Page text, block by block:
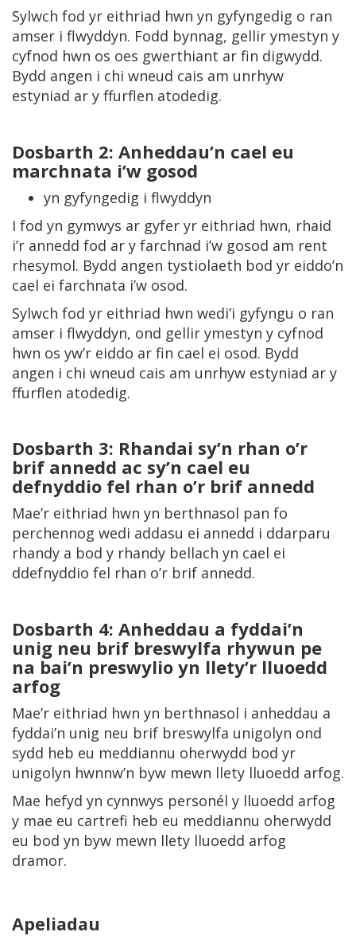
Sylwch fod yr eithriad hwn yn gyfyngedig o ran
amser i flwyddyn. Fodd bynnag, gellir ymestyn y
cyfnod hwn os oes gwerthiant ar fin digwydd.
Bydd angen i chi wneud cais am unrhyw
estyniad ar y ffurflen atodedig.
Dosbarth 2: Anheddau’n cael eu
marchnata i’w gosod
yn gyfyngedig i flwyddyn
I fod yn gymwys ar gyfer yr eithriad hwn, rhaid
i’r annedd fod ar y farchnad i’w gosod am rent
rhesymol. Bydd angen tystiolaeth bod yr eiddo’n
cael ei farchnata i’w osod.
Sylwch fod yr eithriad hwn wedi’i gyfyngu o ran
amser i flwyddyn, ond gellir ymestyn y cyfnod
hwn os yw’r eiddo ar fin cael ei osod. Bydd
angen i chi wneud cais am unrhyw estyniad ar y
ffurflen atodedig.
Dosbarth 3: Rhandai sy’n rhan o’r
brif annedd ac sy’n cael eu
defnyddio fel rhan o’r brif annedd
Mae’r eithriad hwn yn berthnasol pan fo
perchennog wedi addasu ei annedd i ddarparu
rhandy a bod y rhandy bellach yn cael ei
ddefnyddio fel rhan o’r brif annedd.
Dosbarth 4: Anheddau a fyddai’n
unig neu brif breswylfa rhywun pe
na bai’n preswylio yn llety’r lluoedd
arfog
Mae’r eithriad hwn yn berthnasol i anheddau a
fyddai’n unig neu brif breswylfa unigolyn ond
sydd heb eu meddiannu oherwydd bod yr
unigolyn hwnnw’n byw mewn llety lluoedd arfog.
Mae hefyd yn cynnwys personél y lluoedd arfog
y mae eu cartrefi heb eu meddiannu oherwydd
eu bod yn byw mewn llety lluoedd arfog
dramor.
Apeliadau